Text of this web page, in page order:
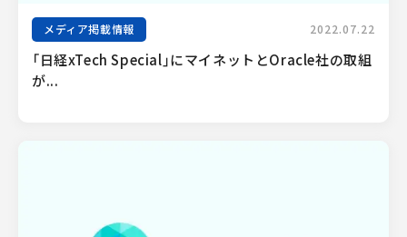
メディア掲載情報 2022.07.22
「日経xTech Special」にマイネットとOracle社の取組
が...